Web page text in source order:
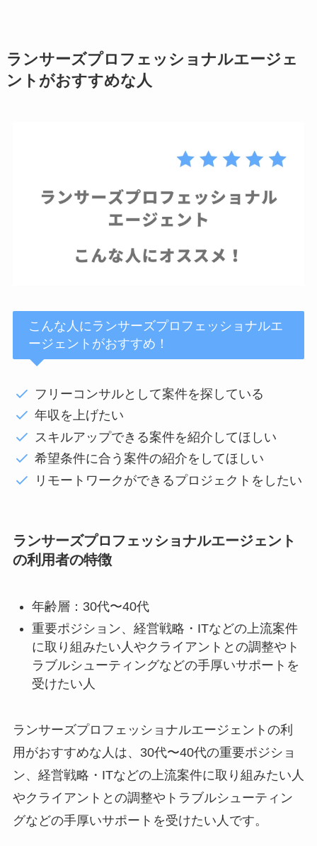
ランサーズプロフェッショナルエージェ
ントがおすすめな人
こんな人にランサーズプロフェッショナルエ
ージェントがおすすめ！
フリーコンサルとして案件を探している
年収を上げたい
スキルアップできる案件を紹介してほしい
希望条件に合う案件の紹介をしてほしい
リモートワークができるプロジェクトをしたい
ランサーズプロフェッショナルエージェント
の利用者の特徴
年齢層：30代〜40代
重要ポジション、経営戦略・ITなどの上流案件
に取り組みたい人やクライアントとの調整やト
ラブルシューティングなどの手厚いサポートを
受けたい人
ランサーズプロフェッショナルエージェントの利
用がおすすめな人は、30代〜40代の重要ポジショ
ン、経営戦略・ITなどの上流案件に取り組みたい人
やクライアントとの調整やトラブルシューティン
グなどの手厚いサポートを受けたい人です。